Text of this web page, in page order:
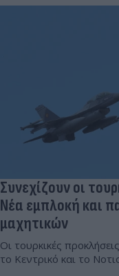
Συνεχίζουν οι
Νέα εμπλοκή και
μαχητικών
Οι τουρκικές
το Κεντρικό και το